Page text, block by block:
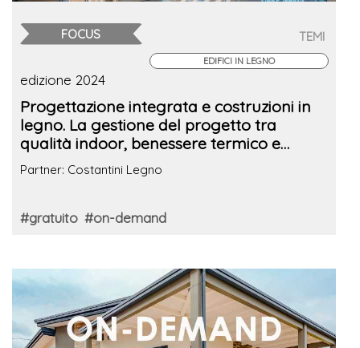
FOCUS TEMI
EDIFICI IN LEGNO
edizione 2024
Progettazione integrata e costruzioni in
legno. La gestione del progetto tra
qualità indoor, benessere termico e
comfort acustico
Partner: Costantini Legno
#gratuito #on-demand